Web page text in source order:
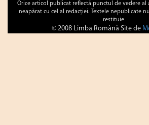
Orice articol publicat reflectă punctul de vedere
neapărat cu cel al redacţiei. Textele nepublicate
restituie
© 2008 Limba Română Site de